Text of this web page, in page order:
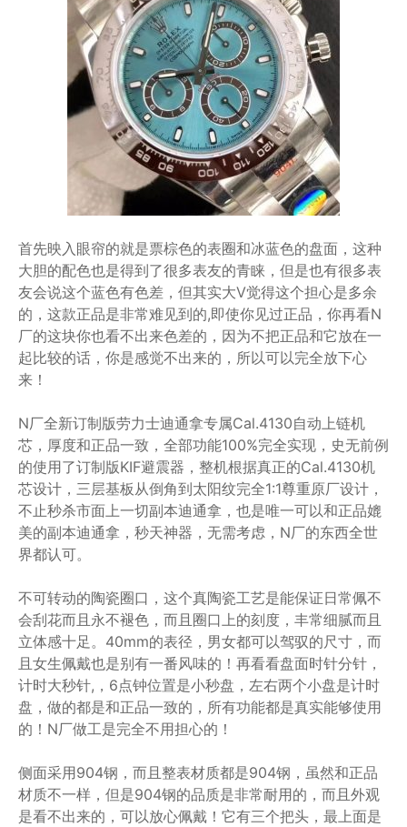
首先映入眼帘的就是票棕色的表圈和冰蓝色的盘面，这种
大胆的配色也是得到了很多表友的青睐，但是也有很多表
友会说这个蓝色有色差，但其实大V觉得这个担心是多余
的，这款正品是非常难见到的,即使你见过正品，你再看N
厂的这块你也看不出来色差的，因为不把正品和它放在一
起比较的话，你是感觉不出来的，所以可以完全放下心
来！
N厂全新订制版劳力士迪通拿专属Cal.4130自动上链机
芯，厚度和正品一致，全部功能100%完全实现，史无前例
的使用了订制版KIF避震器，整机根据真正的Cal.4130机
芯设计，三层基板从倒角到太阳纹完全1:1尊重原厂设计，
不止秒杀市面上一切副本迪通拿，也是唯一可以和正品媲
美的副本迪通拿，秒天神器，无需考虑，N厂的东西全世
界都认可。
不可转动的陶瓷圈口，这个真陶瓷工艺是能保证日常佩不
会刮花而且永不褪色，而且圈口上的刻度，丰常细腻而且
立体感十足。40mm的表径，男女都可以驾驭的尺寸，而
且女生佩戴也是别有一番风味的！再看看盘面时针分针，
计时大秒针,，6点钟位置是小秒盘，左右两个小盘是计时
盘，做的都是和正品一致的，所有功能都是真实能够使用
的！N厂做工是完全不用担心的！
侧面采用904钢，而且整表材质都是904钢，虽然和正品
材质不一样，但是904钢的品质是非常耐用的，而且外观
是看不出来的，可以放心佩戴！它有三个把头，最上面是